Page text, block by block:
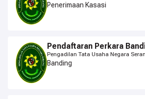
Penerimaan Kasasi
Pendaftaran Perkara
Pengadilan Tata Usaha Negara
Banding